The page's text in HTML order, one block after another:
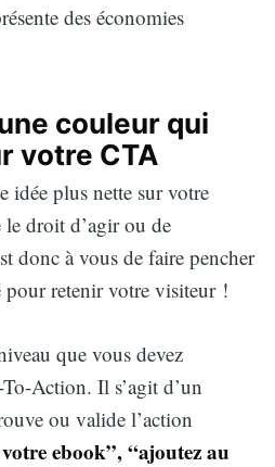
des économies
couleur qui
votre CTA
idée plus nette sur votre
droit d’agir ou de
donc à vous de faire pencher
pour retenir votre visiteur !
que vous devez
Action. Il s’agit d’un
ou valide l’action
ebook”, “ajoutez au